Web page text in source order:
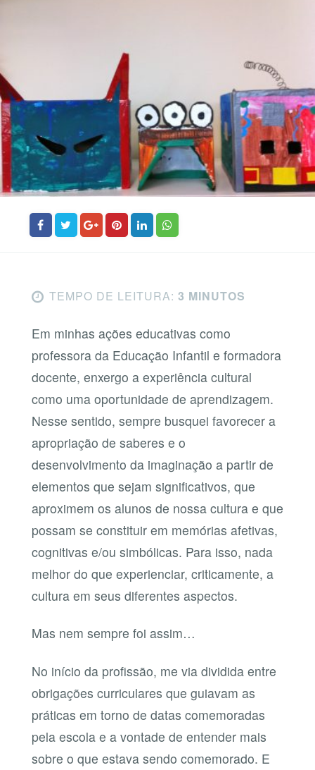
TEMPO DE LEITURA: 3 MINUTOS
Em minhas ações educativas como
professora da Educação Infantil e formadora
docente, enxergo a experiência cultural
como uma oportunidade de aprendizagem.
Nesse sentido, sempre busquei favorecer a
apropriação de saberes e o
desenvolvimento da imaginação a partir de
elementos que sejam significativos, que
aproximem os alunos de nossa cultura e que
possam se constituir em memórias afetivas,
cognitivas e/ou simbólicas. Para isso, nada
melhor do que experienciar, criticamente, a
cultura em seus diferentes aspectos.
Mas nem sempre foi assim…
No início da profissão, me via dividida entre
obrigações curriculares que guiavam as
práticas em torno de datas comemoradas
pela escola e a vontade de entender mais
sobre o que estava sendo comemorado. E